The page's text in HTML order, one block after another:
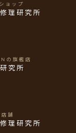
ョップ
理研究所
の旗艦店
究所
舗
理研究所